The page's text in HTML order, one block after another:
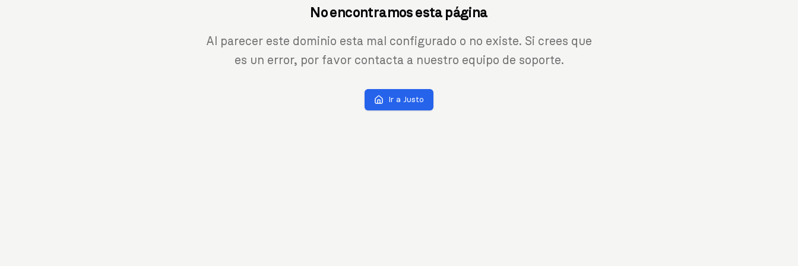
No encontramos esta página
Al parecer este dominio esta mal configurado o no existe. Si crees que
es un error, por favor contacta a nuestro equipo de soporte.
Ir a Justo